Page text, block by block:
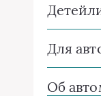
Для
Об